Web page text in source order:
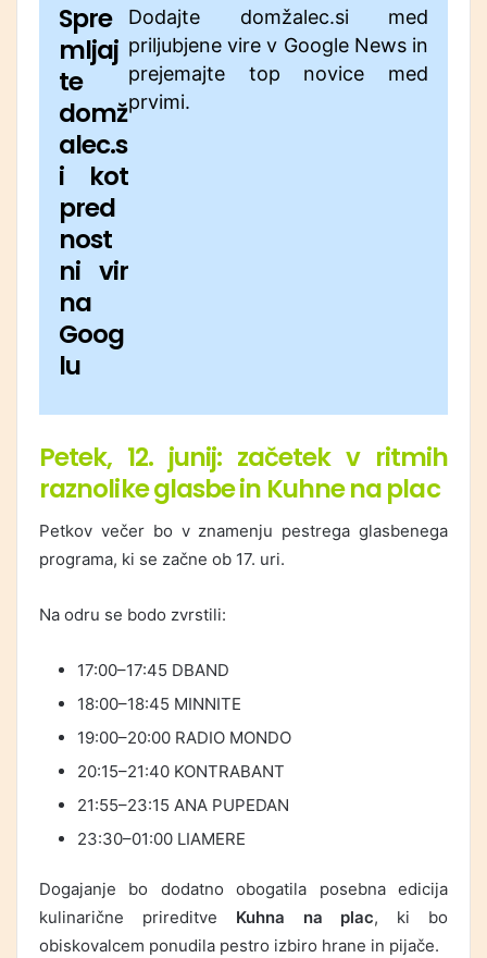
Spre
mljaj
te
domž
alec.s
i kot
pred
nost
ni vir
na
Goog
lu
Dodajte domžalec.si med
priljubjene vire v Google News in
prejemajte top novice med
prvimi.
Petek, 12. junij: začetek v ritmih
raznolike glasbe in Kuhne na plac
Petkov večer bo v znamenju pestrega glasbenega
programa, ki se začne ob 17. uri.
Na odru se bodo zvrstili:
17:00–17:45 DBAND
18:00–18:45 MINNITE
19:00–20:00 RADIO MONDO
20:15–21:40 KONTRABANT
21:55–23:15 ANA PUPEDAN
23:30–01:00 LIAMERE
Dogajanje bo dodatno obogatila posebna edicija
kulinarične prireditve Kuhna na plac, ki bo
obiskovalcem ponudila pestro izbiro hrane in pijače.